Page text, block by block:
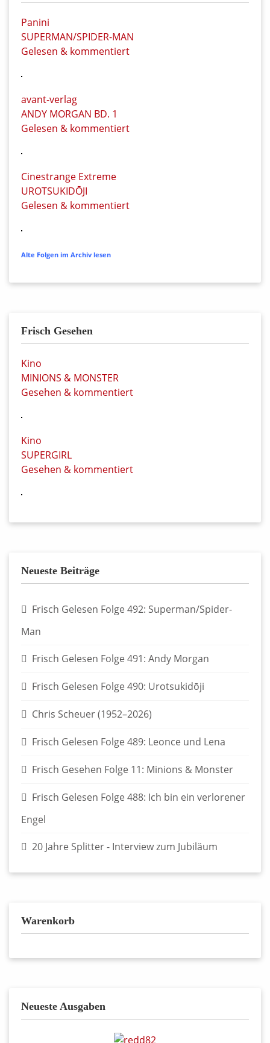
Panini
SUPERMAN/SPIDER-MAN
Gelesen & kommentiert
avant-verlag
ANDY MORGAN BD. 1
Gelesen & kommentiert
Cinestrange Extreme
UROTSUKIDŌJI
Gelesen & kommentiert
Alte Folgen im Archiv lesen
Frisch Gesehen
Kino
MINIONS & MONSTER
Gesehen & kommentiert
Kino
SUPERGIRL
Gesehen & kommentiert
Neueste Beiträge
Frisch Gelesen Folge 492: Superman/Spider-
Man
Frisch Gelesen Folge 491: Andy Morgan
Frisch Gelesen Folge 490: Urotsukidōji
Chris Scheuer (1952–2026)
Frisch Gelesen Folge 489: Leonce und Lena
Frisch Gesehen Folge 11: Minions & Monster
Frisch Gelesen Folge 488: Ich bin ein verlorener
Engel
20 Jahre Splitter - Interview zum Jubiläum
Warenkorb
Neueste Ausgaben